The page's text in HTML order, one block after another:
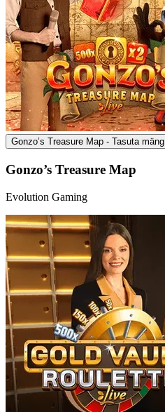
Gonzo’s Treasure Map - Tasuta mäng
Gonzo’s Treasure Map
Evolution Gaming